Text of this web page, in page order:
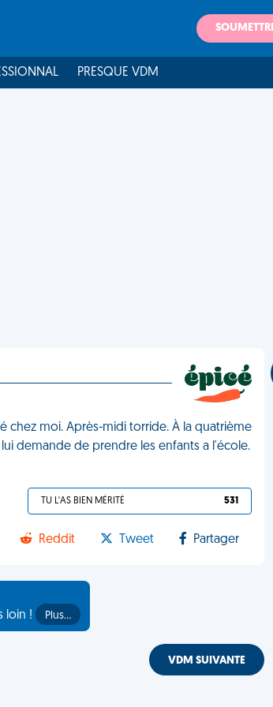
PRESQUE VDM
chez moi. Après-midi torride. À la quatrième
demande de prendre les enfants a l'école.
TU L'AS BIEN MÉRITÉ 531
Reddit Tweet Partager
loin !
Plus…
VDM SUIVANTE